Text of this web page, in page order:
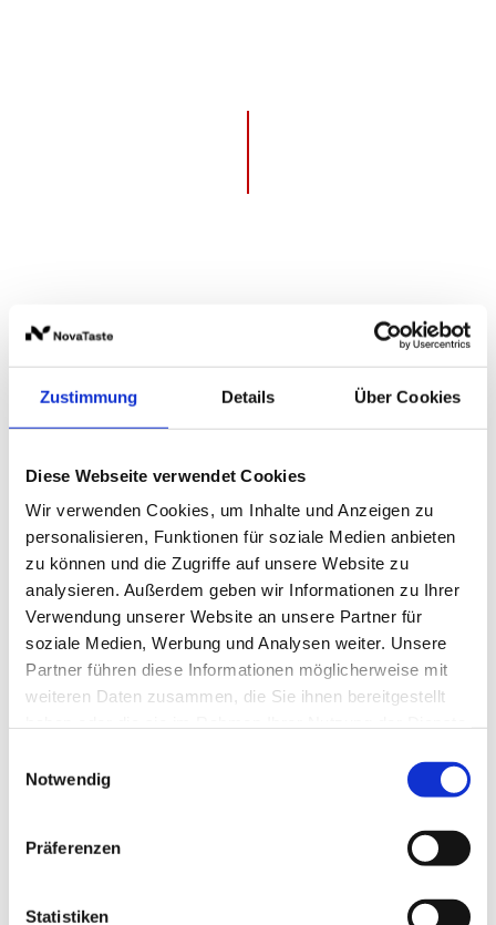
Zustimmung Details Über Cookies
Diese Webseite verwendet Cookies
Wir verwenden Cookies, um Inhalte und Anzeigen zu
personalisieren, Funktionen für soziale Medien anbieten
zu können und die Zugriffe auf unsere Website zu
analysieren. Außerdem geben wir Informationen zu Ihrer
Verwendung unserer Website an unsere Partner für
soziale Medien, Werbung und Analysen weiter. Unsere
Partner führen diese Informationen möglicherweise mit
weiteren Daten zusammen, die Sie ihnen bereitgestellt
Notwendig
Präferenzen
Statistiken
Display Dosen
Alle WOW-Produkte in der Dose auf einen Blick!
Mit dieser Display-Variante präsentieren Sie Ihren
Kunden die WOW-Produkte. Insgesamt 60
in die Geschmackswelten der WOW-Produkte
Schriftzug zieht die Aufmerksamkeit auf sich.
Display Mühlen
Gewürzmühlen im auffälligen Display. Die WIBERG